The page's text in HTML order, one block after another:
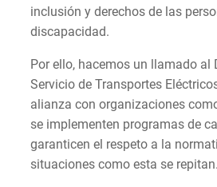
inclusión y derechos de las
discapacidad.
Por ello, hacemos un llamado al
Servicio de Transportes
alianza con organizaciones
se implementen programas de
garanticen el respeto a la
situaciones como esta se repitan.